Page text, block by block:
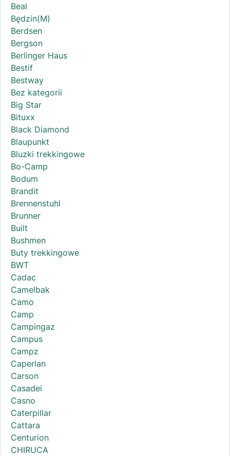
Beal
Będzin(M)
Berdsen
Bergson
Berlinger Haus
Bestif
Bestway
Bez kategorii
Big Star
Bituxx
Black Diamond
Blaupunkt
Bluzki trekkingowe
Bo-Camp
Bodum
Brandit
Brennenstuhl
Brunner
Built
Bushmen
Buty trekkingowe
BWT
Cadac
Camelbak
Camo
Camp
Campingaz
Campus
Campz
Caperlan
Carson
Casadei
Casno
Caterpillar
Cattara
Centurion
CHIRUCA